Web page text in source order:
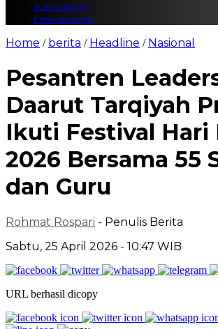
Suara Warga
Entertainment
Home / berita / Headline / Nasional
Pesantren
Daarut Tarqiyah
Ikuti Festival Hari
2026 Bersama 55
dan Guru
Rohmat Rospari - Penulis Berita
Sabtu, 25 April 2026 - 10:47 WIB
URL berhasil dicopy